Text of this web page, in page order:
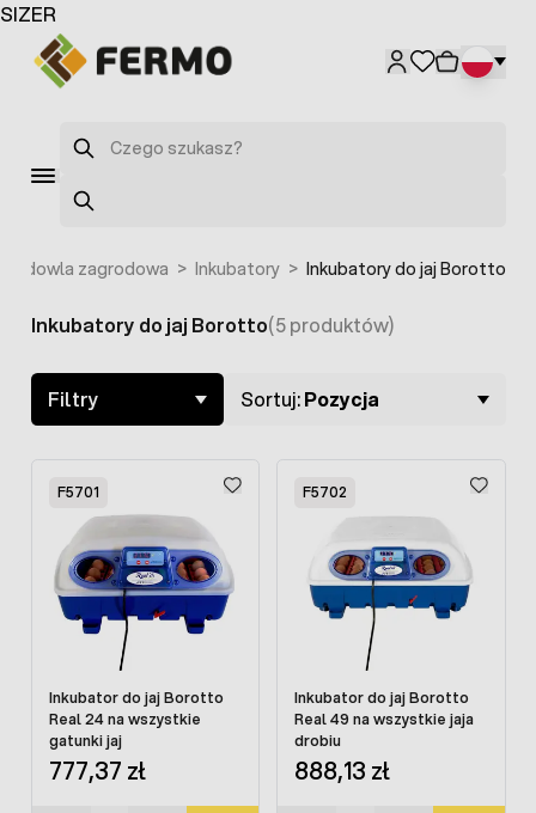
Przejdź do treści
Szukaj
Szukaj
Hodowla zagrodowa > Inkubatory > Inkubatory do jaj Borotto
Skip to product list
Inkubatory do jaj Borotto(5 produktów)
Filtry Sortuj:Pozycja
F5701
Inkubator do jaj Borotto
Real 24 na wszystkie
gatunki jaj
777,37 zł
F5702
Inkubator do jaj Borotto
Real 49 na wszystkie jaja
drobiu
888,13 zł
SIZER